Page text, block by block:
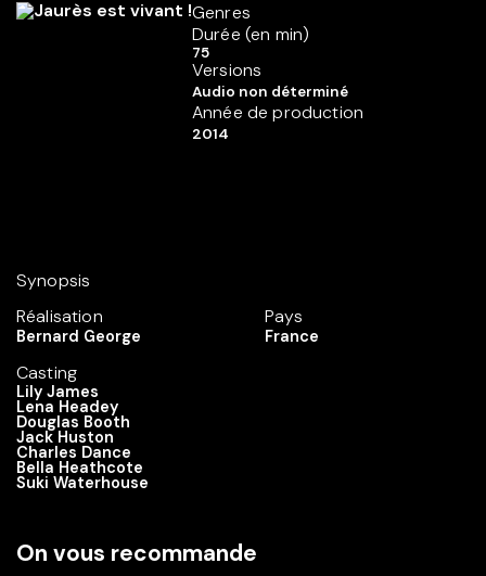
Genres
Durée (en min)
75
Versions
Audio non déterminé
Année de production
2014
Synopsis
Réalisation
Bernard George
Casting
Lily James
Lena Headey
Douglas Booth
Jack Huston
Charles Dance
Bella Heathcote
Suki Waterhouse
Pays
France
On vous recommande